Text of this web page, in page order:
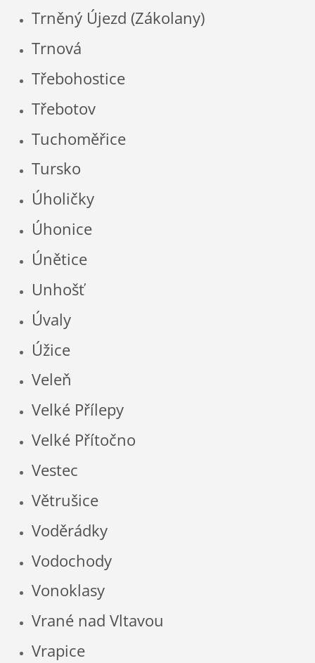
Trněný Újezd (Zákolany)
Trnová
Třebohostice
Třebotov
Tuchoměřice
Tursko
Úholičky
Úhonice
Únětice
Unhošť
Úvaly
Úžice
Veleň
Velké Přílepy
Velké Přítočno
Vestec
Větrušice
Voděrádky
Vodochody
Vonoklasy
Vrané nad Vltavou
Vrapice